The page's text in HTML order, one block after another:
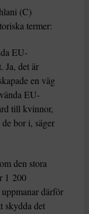
(C)
termer:
EU-
Ja, det är
en väg
EU-
till kvinnor,
bor i, säger
den stora
1 200
därför
skydda det